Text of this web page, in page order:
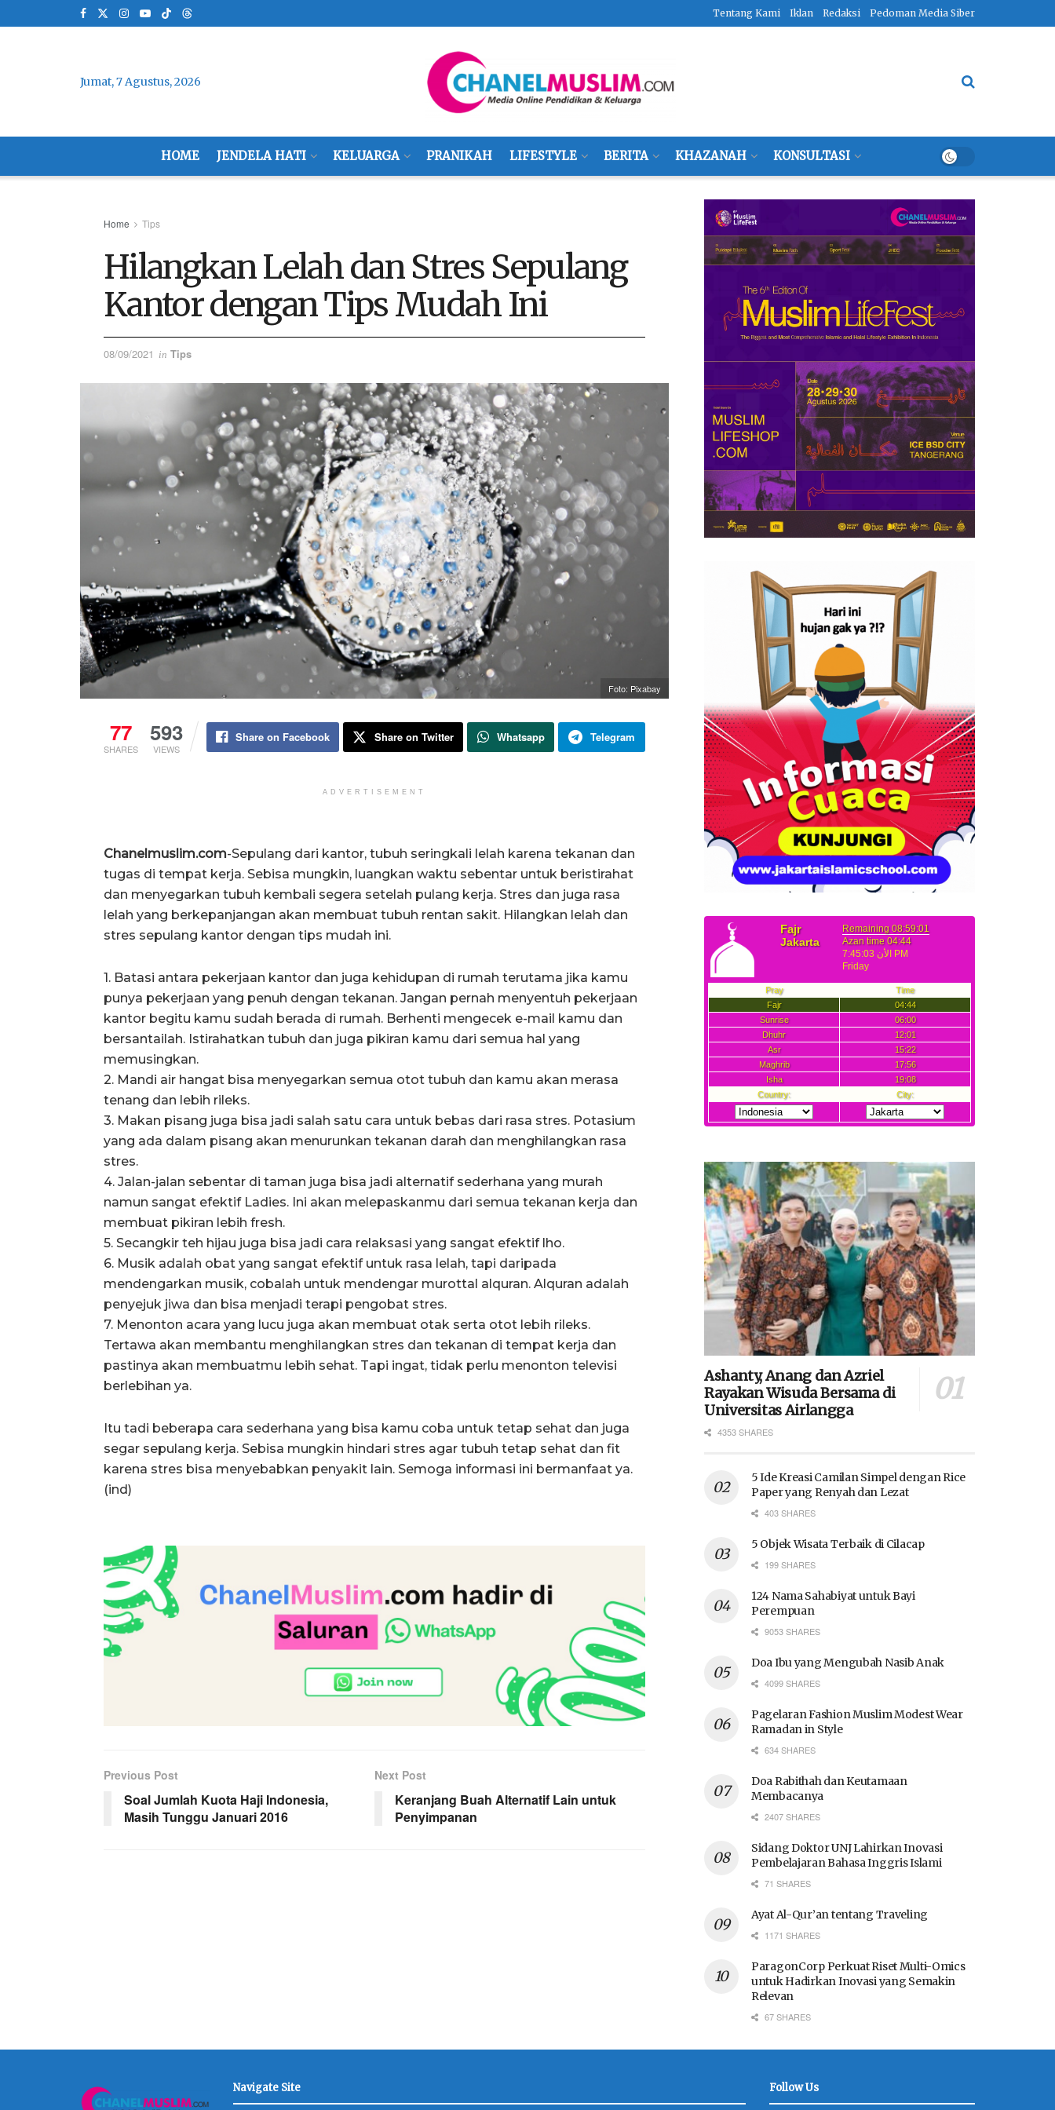
Tentang Kami Iklan Redaksi Pedoman Media Siber
Jumat, 7 Agustus, 2026
HOME JENDELA HATI KELUARGA PRANIKAH LIFESTYLE BERITA KHAZANAH KONSULTASI
Home Tips
Hilangkan Lelah dan Stres Sepulang
Kantor dengan Tips Mudah Ini
08/09/2021 in Tips
Foto: Pixabay
77
SHARES
593
VIEWS
Share on Facebook Share on Twitter Whatsapp Telegram
ADVERTISEMENT
Chanelmuslim.com-Sepulang dari kantor, tubuh seringkali lelah karena tekanan dan
tugas di tempat kerja. Sebisa mungkin, luangkan waktu sebentar untuk beristirahat
dan menyegarkan tubuh kembali segera setelah pulang kerja. Stres dan juga rasa
lelah yang berkepanjangan akan membuat tubuh rentan sakit. Hilangkan lelah dan
stres sepulang kantor dengan tips mudah ini.
1. Batasi antara pekerjaan kantor dan juga kehidupan di rumah terutama jika kamu
punya pekerjaan yang penuh dengan tekanan. Jangan pernah menyentuh pekerjaan
kantor begitu kamu sudah berada di rumah. Berhenti mengecek e-mail kamu dan
bersantailah. Istirahatkan tubuh dan juga pikiran kamu dari semua hal yang
memusingkan.
2. Mandi air hangat bisa menyegarkan semua otot tubuh dan kamu akan merasa
tenang dan lebih rileks.
3. Makan pisang juga bisa jadi salah satu cara untuk bebas dari rasa stres. Potasium
yang ada dalam pisang akan menurunkan tekanan darah dan menghilangkan rasa
stres.
4. Jalan-jalan sebentar di taman juga bisa jadi alternatif sederhana yang murah
namun sangat efektif Ladies. Ini akan melepaskanmu dari semua tekanan kerja dan
membuat pikiran lebih fresh.
5. Secangkir teh hijau juga bisa jadi cara relaksasi yang sangat efektif lho.
6. Musik adalah obat yang sangat efektif untuk rasa lelah, tapi daripada
mendengarkan musik, cobalah untuk mendengar murottal alquran. Alquran adalah
penyejuk jiwa dan bisa menjadi terapi pengobat stres.
7. Menonton acara yang lucu juga akan membuat otak serta otot lebih rileks.
Tertawa akan membantu menghilangkan stres dan tekanan di tempat kerja dan
pastinya akan membuatmu lebih sehat. Tapi ingat, tidak perlu menonton televisi
berlebihan ya.
Itu tadi beberapa cara sederhana yang bisa kamu coba untuk tetap sehat dan juga
segar sepulang kerja. Sebisa mungkin hindari stres agar tubuh tetap sehat dan fit
karena stres bisa menyebabkan penyakit lain. Semoga informasi ini bermanfaat ya.
(ind)
Previous Post
Soal Jumlah Kuota Haji Indonesia,
Masih Tunggu Januari 2016
Next Post
Keranjang Buah Alternatif Lain untuk
Penyimpanan
Ashanty, Anang dan Azriel
Rayakan Wisuda Bersama di
Universitas Airlangga
4353 SHARES
5 Ide Kreasi Camilan Simpel dengan Rice
Paper yang Renyah dan Lezat
403 SHARES
5 Objek Wisata Terbaik di Cilacap
199 SHARES
124 Nama Sahabiyat untuk Bayi
Perempuan
9053 SHARES
Doa Ibu yang Mengubah Nasib Anak
4099 SHARES
Pagelaran Fashion Muslim Modest Wear
Ramadan in Style
634 SHARES
Doa Rabithah dan Keutamaan
Membacanya
2407 SHARES
Sidang Doktor UNJ Lahirkan Inovasi
Pembelajaran Bahasa Inggris Islami
71 SHARES
Ayat Al-Qur’an tentang Traveling
1171 SHARES
ParagonCorp Perkuat Riset Multi-Omics
untuk Hadirkan Inovasi yang Semakin
Relevan
67 SHARES
Navigate Site Follow Us